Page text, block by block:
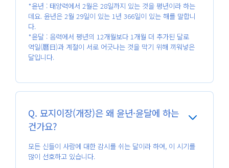
*윤년 : 태양력에서 2월은 28일까지 있는 것을 평년이라 하는
데요. 윤년은 2월 29일이 있는 1년 366일이 있는 해를 말합니
다.
*윤달 : 음력에서 평년의 12개월보다 1개월 더 추가된 달로
역일(曆日)과 계절이 서로 어긋나는 것을 막기 위해 끼워넣은
달입니다.
Q. 묘지이장(개장)은 왜 윤년·윤달에 하는
건가요?
모든 신들이 사람에 대한 감시를 쉬는 달이라 하여, 이 시기를
많이 선호하고 있습니다.️